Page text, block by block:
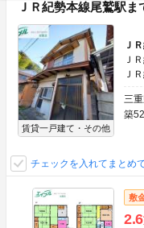
ＪＲ紀勢本線尾鷲駅ま
賃貸一戸建て・その他
Ｊ
Ｊ
Ｊ
三
築
チェックを入れてまとめ
敷
2.6